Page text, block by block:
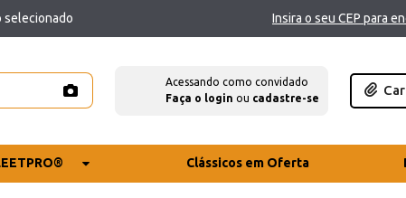
selecionado Insira o seu CEP para
Acessando como convidado
Faça o login ou cadastre-se
Clássicos em Oferta